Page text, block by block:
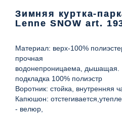
Зимняя куртка-
Lenne SNOW art.
Материал: верх-100%
прочная
водонепроницаема, дышащая.
подкладка 100% полиэстр
Воротник: стойка, внутренняя
Капюшон:
- велюр,